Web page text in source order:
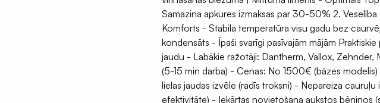
Samazina apkures izmaksas par 30-50% 2.
Komforts - Stabila temperatūra visu gadu bez
kondensāts - Īpaši svarīgi pasīvajām mājām
jaudu - Labākie ražotāji: Dantherm, Vallox,
(5-15 min darba) - Cenas: No 1500€ (bāzes
lielas jaudas izvēle (radīs troksni) - Nepareiza
efektivitāte) - Iekārtas novietošana aukstos bēniņos